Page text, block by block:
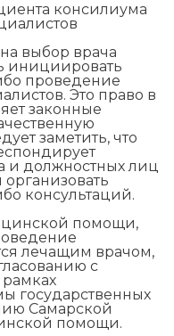
консилиума
выбор врача
инициировать
проведение
Это право в
законные
заметить, что
и должностных лиц
консультаций.
помощи,
лечащим врачом,
с
государственных
Самарской
помощи.